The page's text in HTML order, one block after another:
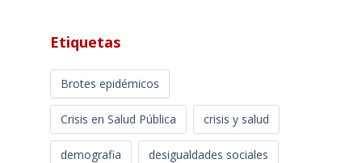
Etiquetas
Brotes epidémicos
Crisis en Salud Pública crisis y salud
demografia desigualdades sociales